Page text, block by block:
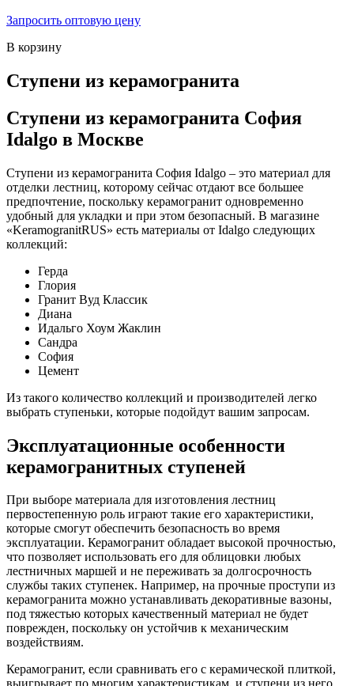
Запросить оптовую цену
В корзину
Ступени из керамогранита
Ступени из керамогранита София
Idalgo в Москве
Ступени из керамогранита София Idalgo – это материал для
отделки лестниц, которому сейчас отдают все большее
предпочтение, поскольку керамогранит одновременно
удобный для укладки и при этом безопасный. В магазине
«KeramogranitRUS» есть материалы от Idalgo следующих
коллекций:
Герда
Глория
Гранит Вуд Классик
Диана
Идальго Хоум Жаклин
Сандра
София
Цемент
Из такого количество коллекций и производителей легко
выбрать ступеньки, которые подойдут вашим запросам.
Эксплуатационные особенности
керамогранитных ступеней
При выборе материала для изготовления лестниц
первостепенную роль играют такие его характеристики,
которые смогут обеспечить безопасность во время
эксплуатации. Керамогранит обладает высокой прочностью,
что позволяет использовать его для облицовки любых
лестничных маршей и не переживать за долгосрочность
службы таких ступенек. Например, на прочные проступи из
керамогранита можно устанавливать декоративные вазоны,
под тяжестью которых качественный материал не будет
поврежден, поскольку он устойчив к механическим
воздействиям.
Керамогранит, если сравнивать его с керамической плиткой,